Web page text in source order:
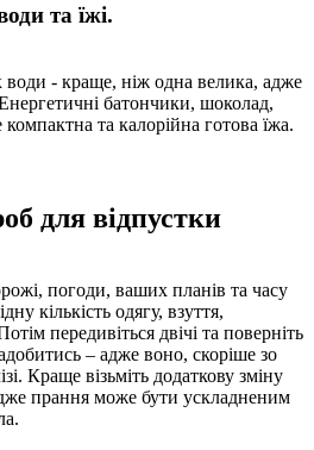
та їжі.
- краще, ніж одна велика, адже
батончики, шоколад,
та калорійна готова їжа.
для відпустки
погоди, ваших планів та часу
кількість одягу, взуття,
передивіться двічі та поверніть
– адже воно, скоріше зо
Краще візьміть додаткову зміну
прання може бути ускладненим